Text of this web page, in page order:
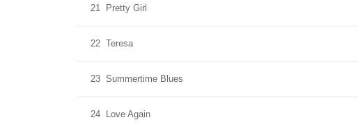
21 Pretty Girl
22 Teresa
23 Summertime Blues
24 Love Again